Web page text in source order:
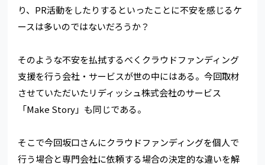
り、PR活動をしたりするといったことに不安を感じるケ
ースは多いのではないだろうか？
そのような不安を払拭するべくクラウドファンディング
支援を行う会社・サービスが世の中にはある。今回取材
させていただいたリディッシュ株式会社のサービス
「Make Story」も同じである。
そこで今回坂口さんにクラウドファンディングを個人で
行う場合と専門会社に依頼する場合の決定的な違いを解